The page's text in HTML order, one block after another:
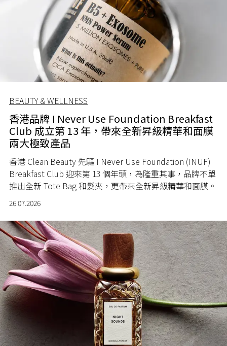
BEAUTY & WELLNESS
香港品牌 I Never Use Foundation Breakfast
Club 成立第 13 年，帶來全新昇級精華和面膜
兩大極致產品
香港 Clean Beauty 先驅 I Never Use Foundation (INUF)
Breakfast Club 迎來第 13 個年頭，為隆重其事，品牌不單
推出全新 Tote Bag 和髮夾，更帶來全新昇級精華和面膜。
26.07.2026